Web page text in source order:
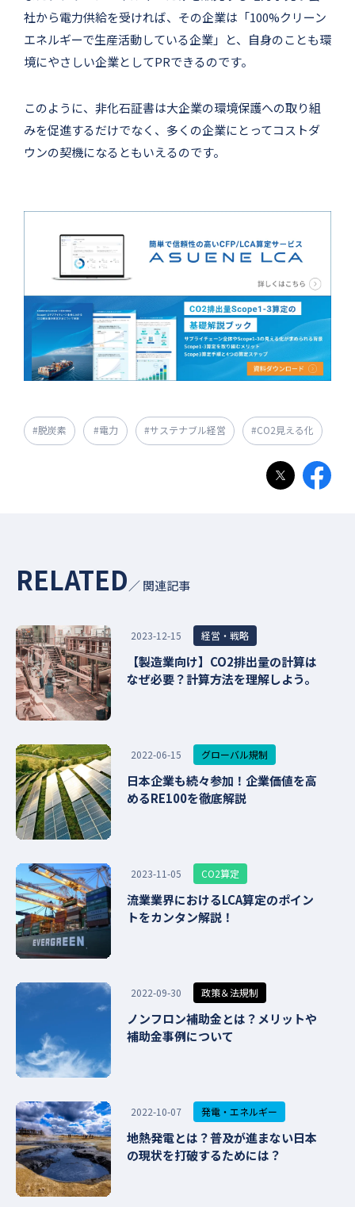
社から電力供給を受ければ、その企業は「100%クリーン
エネルギーで生産活動している企業」と、自身のことも環
境にやさしい企業としてPRできるのです。
このように、非化石証書は大企業の環境保護への取り組
みを促進するだけでなく、多くの企業にとってコストダ
ウンの契機になるともいえるのです。
#脱炭素 #電力 #サステナブル経営 #CO2見える化
RELATED／ 関連記事
2023-12-15 経営・戦略
【製造業向け】CO2排出量の計算は
なぜ必要？計算方法を理解しよう。
2022-06-15 グローバル規制
日本企業も続々参加！企業価値を高
めるRE100を徹底解説
2023-11-05 CO2算定
流業業界におけるLCA算定のポイン
トをカンタン解説！
2022-09-30 政策＆法規制
ノンフロン補助金とは？メリットや
補助金事例について
2022-10-07 発電・エネルギー
地熱発電とは？普及が進まない日本
の現状を打破するためには？